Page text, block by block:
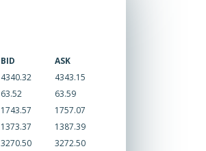
BID
ASK
4340.32
4343.15
63.52
63.59
1743.57
1757.07
1373.37
1387.39
3270.50
3272.50